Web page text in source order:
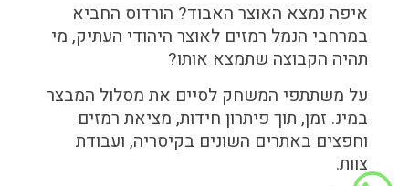
איפה נמצא האוצר האבוד? הורדוס החביא
במרחבי הנמל רמזים לאוצר היהודי העתיק, מי
תהיה הקבוצה שתמצא אותו?
על משתתפי המשחק לסיים את מסלול המבצר
במינ. זמן, תוך פיתרון חידות, מציאת רמזים
וחפצים באתרים השונים בקיסריה, ועבודת
צוות.